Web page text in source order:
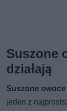
Suszone
działają
Suszone owoce
jeden z